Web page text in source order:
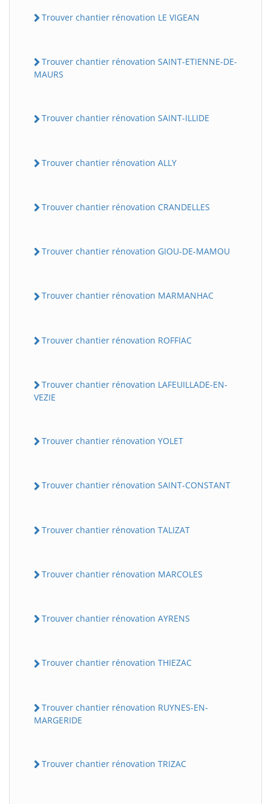
Trouver chantier rénovation LE VIGEAN
Trouver chantier rénovation SAINT-ETIENNE-DE-
MAURS
Trouver chantier rénovation SAINT-ILLIDE
Trouver chantier rénovation ALLY
Trouver chantier rénovation CRANDELLES
Trouver chantier rénovation GIOU-DE-MAMOU
Trouver chantier rénovation MARMANHAC
Trouver chantier rénovation ROFFIAC
Trouver chantier rénovation LAFEUILLADE-EN-
VEZIE
Trouver chantier rénovation YOLET
Trouver chantier rénovation SAINT-CONSTANT
Trouver chantier rénovation TALIZAT
Trouver chantier rénovation MARCOLES
Trouver chantier rénovation AYRENS
Trouver chantier rénovation THIEZAC
Trouver chantier rénovation RUYNES-EN-
MARGERIDE
Trouver chantier rénovation TRIZAC